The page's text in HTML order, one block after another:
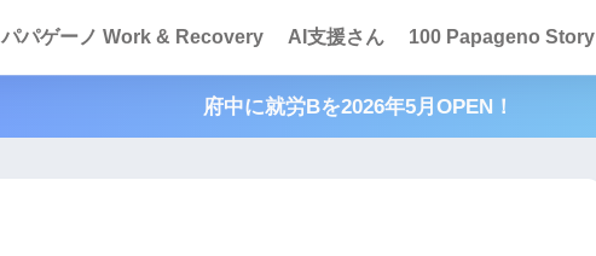
パパゲーノ Work & Recovery AI支援さん 100 Papageno Story
府中に就労Bを2026年5月OPEN！